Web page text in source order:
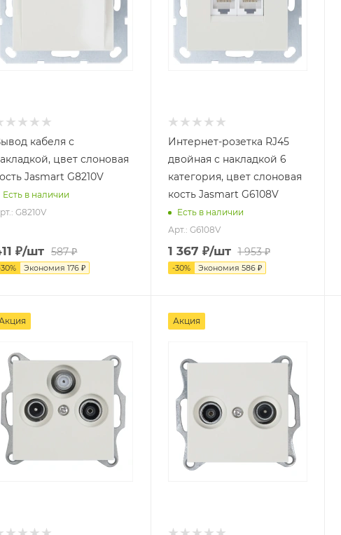
кабеля с
цвет слоновая
Jasmart G8210V
Есть в наличии
G8210V
₽/шт 587₽
30% Экономия176 ₽
Интернет-розетка RJ45
двойная с накладкой 6
категория, цвет слоновая
кость Jasmart G6108V
Есть в наличии
Арт.: G6108V
1 367 ₽/шт 1 953₽
-30% Экономия 586₽
Акция